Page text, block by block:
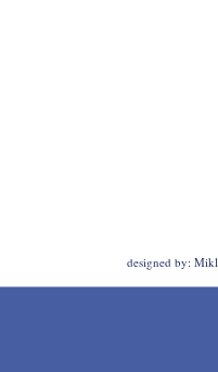
designed by: Mikl